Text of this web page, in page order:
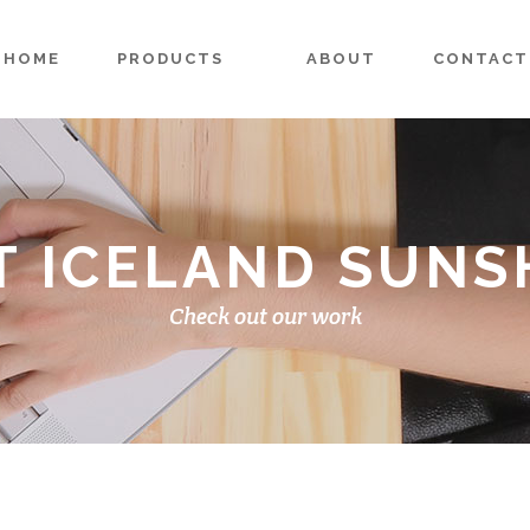
HOME PRODUCTS ABOUT CONTACT
ICELAND
Check out our work